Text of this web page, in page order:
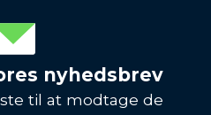
nyhedsbrev
til at modtage de